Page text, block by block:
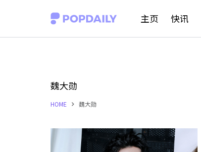
主页 快讯
魏大勋
HOME 魏大勋